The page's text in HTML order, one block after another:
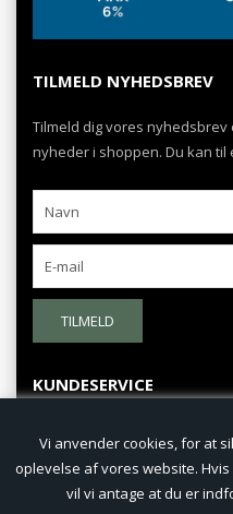
Vi anvender cookies, for at
oplevelse af vores website.
vil vi antage at du er
TILMELD NYHEDSBREV
Tilmeld dig vores
nyheder i shoppen. Du kan til
TILMELD
KUNDESERVICE
Fortrydelsesret
Persondatapolitik